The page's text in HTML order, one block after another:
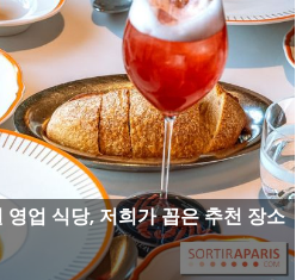
업 식당, 저희가 꼽은 추천 장소